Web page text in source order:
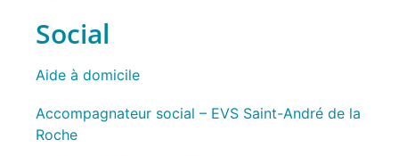
Social
Aide à domicile
Accompagnateur social – EVS Saint-André de la
Roche